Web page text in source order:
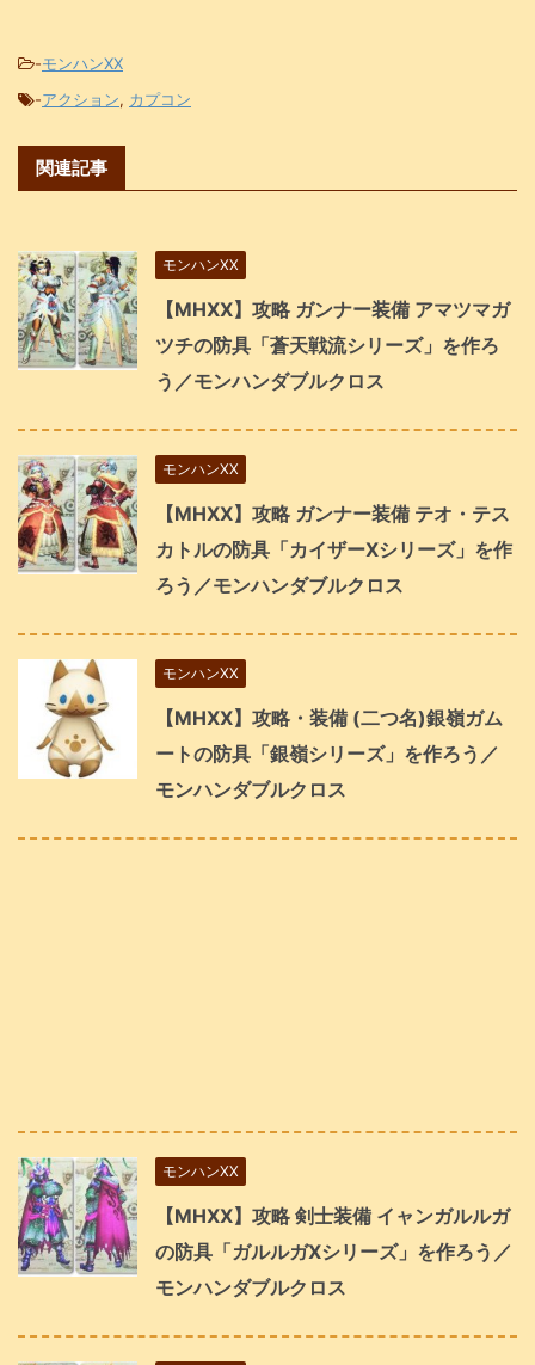
-モンハンXX
-アクション, カプコン
関連記事
モンハンXX
【MHXX】攻略 ガンナー装備 アマツマガ
ツチの防具「蒼天戦流シリーズ」を作ろ
う／モンハンダブルクロス
モンハンXX
【MHXX】攻略 ガンナー装備 テオ・テス
カトルの防具「カイザーXシリーズ」を作
ろう／モンハンダブルクロス
モンハンXX
【MHXX】攻略・装備 (二つ名)銀嶺ガム
ートの防具「銀嶺シリーズ」を作ろう／
モンハンダブルクロス
モンハンXX
【MHXX】攻略 剣士装備 イャンガルルガ
の防具「ガルルガXシリーズ」を作ろう／
モンハンダブルクロス